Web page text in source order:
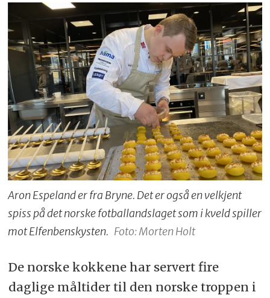
Aron Espeland er fra Bryne. Det er også en velkjent
spiss på det norske fotballandslaget som i kveld spiller
mot Elfenbenskysten. Foto: Morten Holt
De norske kokkene har servert fire
daglige måltider til den norske troppen i